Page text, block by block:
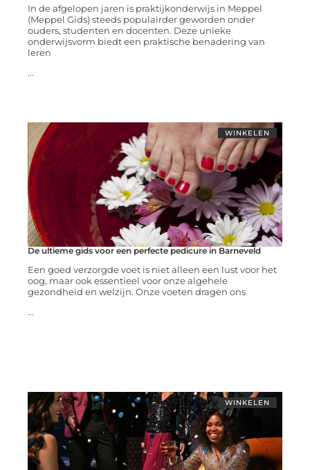
In de afgelopen jaren is praktijkonderwijs in Meppel
(Meppel Gids) steeds populairder geworden onder
ouders, studenten en docenten. Deze unieke
onderwijsvorm biedt een praktische benadering van
leren
...
WINKELEN
De ultieme gids voor een perfecte pedicure in Barneveld
Een goed verzorgde voet is niet alleen een lust voor het
oog, maar ook essentieel voor onze algehele
gezondheid en welzijn. Onze voeten dragen ons
...
WINKELEN